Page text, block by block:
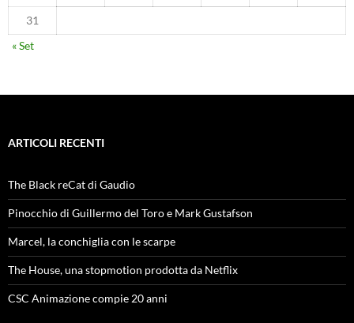
31
« Set
ARTICOLI RECENTI
The Black reCat di Gaudio
Pinocchio di Guillermo del Toro e Mark Gustafson
Marcel, la conchiglia con le scarpe
The House, una stopmotion prodotta da Netflix
CSC Animazione compie 20 anni